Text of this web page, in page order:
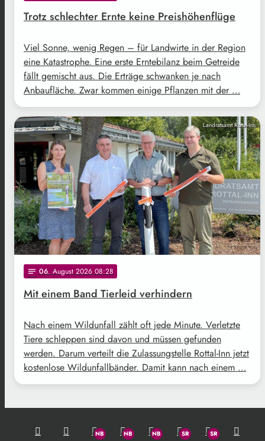
Trotz schlechter Ernte keine Preishöhenflüge
Viel Sonne, wenig Regen – für Landwirte in der Region
eine Katastrophe. Eine erste Erntebilanz beim Getreide
fällt gemischt aus. Die Erträge schwanken je nach
Anbaufläche. Zwar kommen einige Pflanzen mit der …
Landratsamt Rottal-Inn
notes 06. August 2026 08:28
Mit einem Band Tierleid verhindern
Nach einem Wildunfall zählt oft jede Minute. Verletzte
Tiere schleppen sind davon und müssen gefunden
werden. Darum verteilt die Zulassungstelle Rottal-Inn jetzt
kostenlose Wildunfallbänder. Damit kann nach einem …